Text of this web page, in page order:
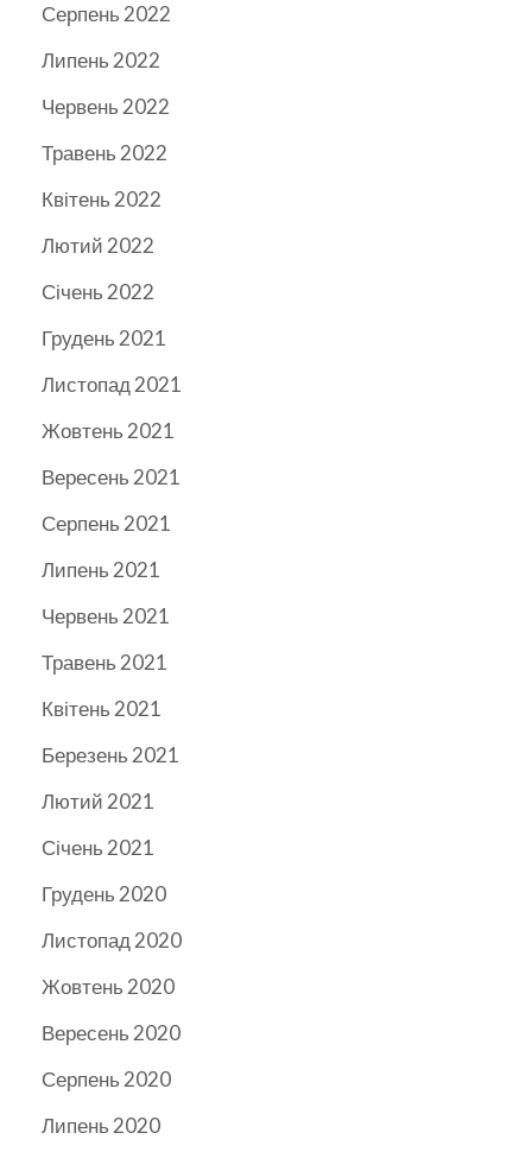
Серпень 2022
Липень 2022
Червень 2022
Травень 2022
Квітень 2022
Лютий 2022
Січень 2022
Грудень 2021
Листопад 2021
Жовтень 2021
Вересень 2021
Серпень 2021
Липень 2021
Червень 2021
Травень 2021
Квітень 2021
Березень 2021
Лютий 2021
Січень 2021
Грудень 2020
Листопад 2020
Жовтень 2020
Вересень 2020
Серпень 2020
Липень 2020